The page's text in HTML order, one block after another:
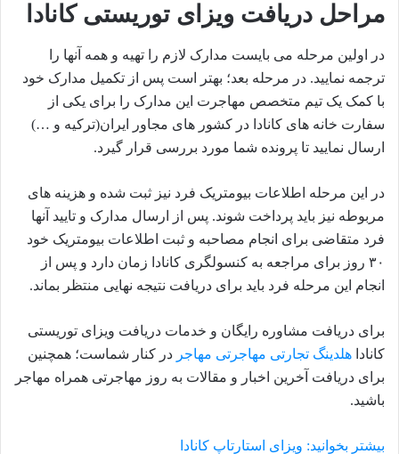
مراحل دریافت ویزای توریستی کانادا
در اولین مرحله می بایست مدارک لازم را تهیه و همه آنها را
ترجمه نمایید. در مرحله بعد؛ بهتر است پس از تکمیل مدارک خود
با کمک یک تیم متخصص مهاجرت این مدارک را برای یکی از
سفارت خانه های کانادا در کشور های مجاور ایران(ترکیه و …)
ارسال نمایید تا پرونده شما مورد بررسی قرار گیرد.
در این مرحله اطلاعات بیومتریک فرد نیز ثبت شده و هزینه های
مربوطه نیز باید پرداخت شوند. پس از ارسال مدارک و تایید آنها
فرد متقاضی برای انجام مصاحبه و ثبت اطلاعات بیومتریک خود
۳۰ روز برای مراجعه به کنسولگری کانادا زمان دارد و پس از
انجام این مرحله فرد باید برای دریافت نتیجه نهایی منتظر بماند.
برای دریافت مشاوره رایگان و خدمات دریافت ویزای توریستی
کانادا هلدینگ تجارتی مهاجرتی مهاجر در کنار شماست؛ همچنین
برای دریافت آخرین اخبار و مقالات به روز مهاجرتی همراه مهاجر
باشید.
بیشتر بخوانید: ویزای استارتاپ کانادا